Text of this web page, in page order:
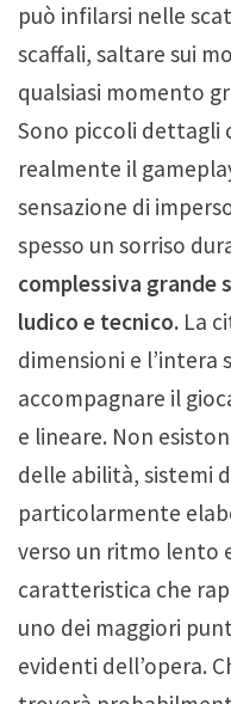
può infilarsi nelle
scaffali, saltare sui
qualsiasi momento
Sono piccoli dettagli
realmente il
sensazione di
spesso un sorriso
complessiva grande
ludico e tecnico. La
dimensioni e
accompagnare il
e lineare. Non
delle abilità, sistemi
particolarmente
verso un ritmo lento
caratteristica che
uno dei maggiori
evidenti dell’opera.